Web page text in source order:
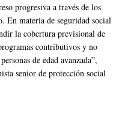
progresiva a través de los
En materia de seguridad social
la cobertura previsional de
contributivos y no
de edad avanzada”,
senior de protección social